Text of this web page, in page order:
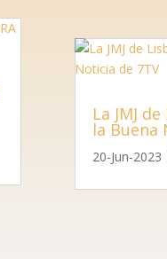
La JMJ
la Buena
20-Jun-2023